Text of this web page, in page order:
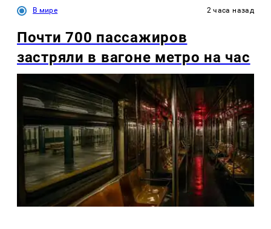
В мире 2 часа назад
Почти 700 пассажиров
застряли в вагоне метро на час